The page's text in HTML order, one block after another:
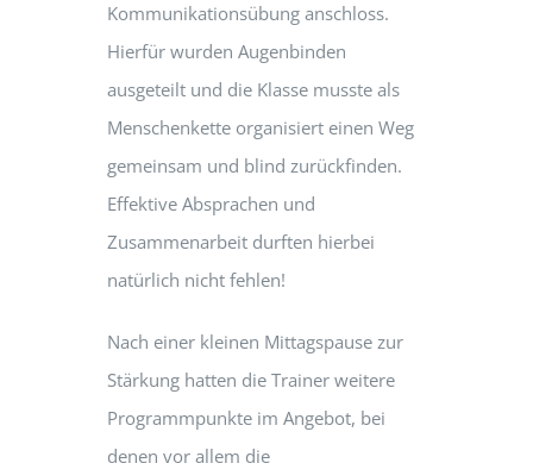
Kommunikationsübung anschloss.
Hierfür wurden Augenbinden
ausgeteilt und die Klasse musste als
Menschenkette organisiert einen Weg
gemeinsam und blind zurückfinden.
Effektive Absprachen und
Zusammenarbeit durften hierbei
natürlich nicht fehlen!
Nach einer kleinen Mittagspause zur
Stärkung hatten die Trainer weitere
Programmpunkte im Angebot, bei
denen vor allem die